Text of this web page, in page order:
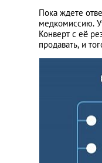
Пока ждете
медкомиссию.
Конверт с её
продавать, и